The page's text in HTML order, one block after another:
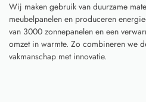
Wij maken gebruik van duurzame
meubelpanelen en produceren
van 3000 zonnepanelen en een
omzet in warmte. Zo combineren we
vakmanschap met innovatie.